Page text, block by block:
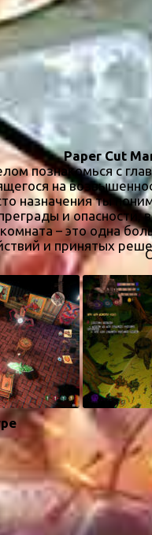
Paper Cut
познакомься с
на
назначения ты
и
– это одна
и принятых